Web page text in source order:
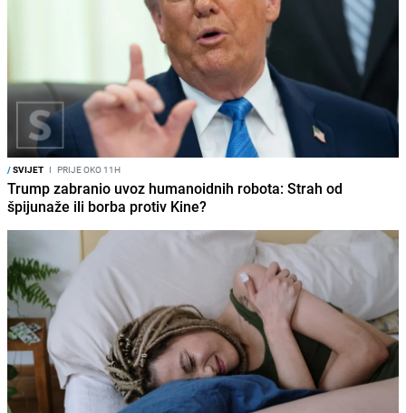
/SVIJET I PRIJE OKO 11H
Trump zabranio uvoz humanoidnih robota: Strah od
špijunaže ili borba protiv Kine?